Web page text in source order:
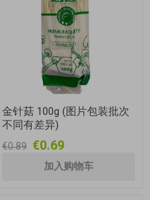
金针菇 100g (图片包装批次
不同有差异)
€0.89 €0.69